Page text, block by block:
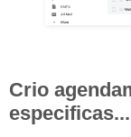
Crio